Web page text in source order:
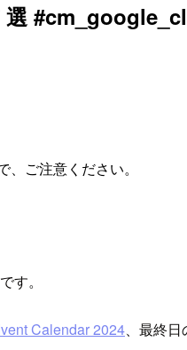
ご注意ください。
す。
Calendar 2024、最終日